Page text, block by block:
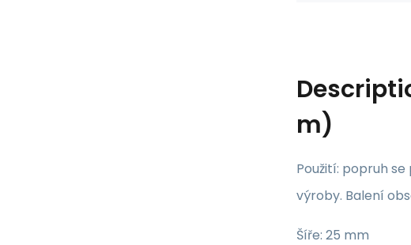
m)
Použití: popruh
výroby. Balení
Šíře: 25 mm